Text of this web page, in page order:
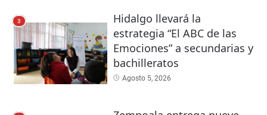
3
Hidalgo llevará la
estrategia “El ABC de las
Emociones” a secundarias y
bachilleratos
Agosto 5, 2026